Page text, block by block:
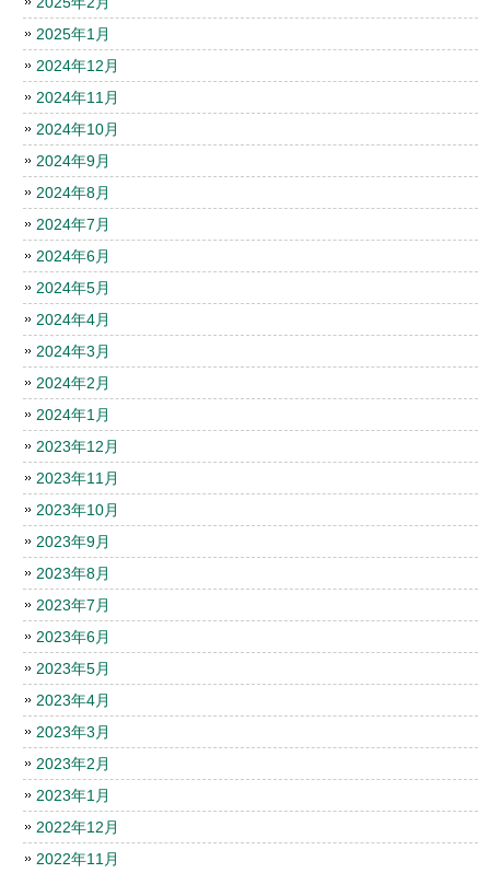
2025年1月
2024年12月
2024年11月
2024年10月
2024年9月
2024年8月
2024年7月
2024年6月
2024年5月
2024年4月
2024年3月
2024年2月
2024年1月
2023年12月
2023年11月
2023年10月
2023年9月
2023年8月
2023年7月
2023年6月
2023年5月
2023年4月
2023年3月
2023年2月
2023年1月
2022年12月
2022年11月